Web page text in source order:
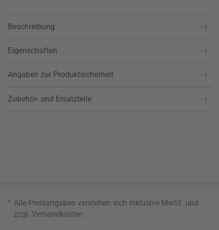
Beschreibung
Eigenschaften
Angaben zur Produktsicherheit
Zubehör- und Ersatzteile
* Alle Preisangaben verstehen sich inklusive MwSt. und
zzgl. Versandkosten